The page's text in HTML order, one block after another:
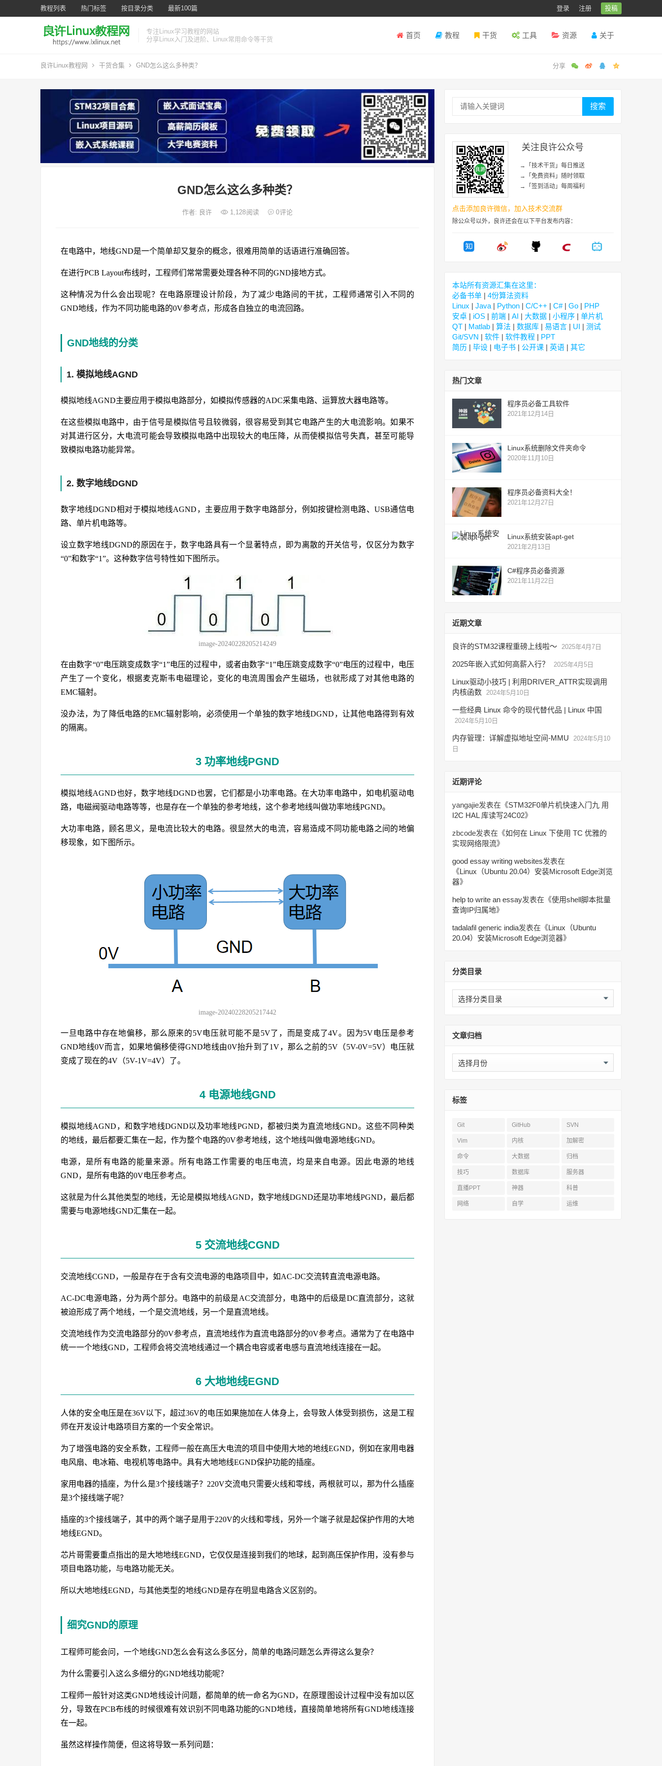
教程列表 热门标签 按目录分类 最新100篇 登录 注册 投稿
专注Linux学习教程的网站
分享Linux入门及进阶、Linux常用命令等干货
首页 教程 干货 工具 资源 关于
良许Linux教程网 干货合集 GND怎么这么多种类？
GND怎么这么多种类？
作者: 良许 1,128阅读 0评论
在电路中，地线GND是一个简单却又复杂的概念，很难用简单的话语进行准确回答。
在进行PCB Layout布线时，工程师们常常需要处理各种不同的GND接地方式。
这种情况为什么会出现呢？在电路原理设计阶段，为了减少电路间的干扰，工程师通常引入不同的
GND地线，作为不同功能电路的0V参考点，形成各自独立的电流回路。
GND地线的分类
1. 模拟地线AGND
模拟地线AGND主要应用于模拟电路部分，如模拟传感器的ADC采集电路、运算放大器电路等。
在这些模拟电路中，由于信号是模拟信号且较微弱，很容易受到其它电路产生的大电流影响。如果不
对其进行区分，大电流可能会导致模拟电路中出现较大的电压降，从而使模拟信号失真，甚至可能导
致模拟电路功能异常。
2. 数字地线DGND
数字地线DGND相对于模拟地线AGND，主要应用于数字电路部分，例如按键检测电路、USB通信电
路、单片机电路等。
设立数字地线DGND的原因在于，数字电路具有一个显著特点，即为离散的开关信号，仅区分为数字
“0”和数字“1”。这种数字信号特性如下图所示。
image-20240228205214249
在由数字“0”电压跳变成数字“1”电压的过程中，或者由数字“1”电压跳变成数字“0”电压的过程中，电压
产生了一个变化，根据麦克斯韦电磁理论，变化的电流周围会产生磁场，也就形成了对其他电路的
EMC辐射。
没办法，为了降低电路的EMC辐射影响，必须使用一个单独的数字地线DGND，让其他电路得到有效
的隔离。
3 功率地线PGND
模拟地线AGND也好，数字地线DGND也罢，它们都是小功率电路。在大功率电路中，如电机驱动电
路，电磁阀驱动电路等等，也是存在一个单独的参考地线，这个参考地线叫做功率地线PGND。
大功率电路，顾名思义，是电流比较大的电路。很显然大的电流，容易造成不同功能电路之间的地偏
移现象，如下图所示。
image-20240228205217442
一旦电路中存在地偏移，那么原来的5V电压就可能不是5V了，而是变成了4V。因为5V电压是参考
GND地线0V而言，如果地偏移使得GND地线由0V抬升到了1V，那么之前的5V（5V-0V=5V）电压就
变成了现在的4V（5V-1V=4V）了。
4 电源地线GND
模拟地线AGND，和数字地线DGND以及功率地线PGND，都被归类为直流地线GND。这些不同种类
的地线，最后都要汇集在一起，作为整个电路的0V参考地线，这个地线叫做电源地线GND。
电源，是所有电路的能量来源。所有电路工作需要的电压电流，均是来自电源。因此电源的地线
GND，是所有电路的0V电压参考点。
这就是为什么其他类型的地线，无论是模拟地线AGND，数字地线DGND还是功率地线PGND，最后都
需要与电源地线GND汇集在一起。
5 交流地线CGND
交流地线CGND，一般是存在于含有交流电源的电路项目中，如AC-DC交流转直流电源电路。
AC-DC电源电路，分为两个部分。电路中的前级是AC交流部分，电路中的后级是DC直流部分，这就
被迫形成了两个地线，一个是交流地线，另一个是直流地线。
交流地线作为交流电路部分的0V参考点，直流地线作为直流电路部分的0V参考点。通常为了在电路中
统一一个地线GND，工程师会将交流地线通过一个耦合电容或者电感与直流地线连接在一起。
6 大地地线EGND
人体的安全电压是在36V以下，超过36V的电压如果施加在人体身上，会导致人体受到损伤，这是工程
师在开发设计电路项目方案的一个安全常识。
为了增强电路的安全系数，工程师一般在高压大电流的项目中使用大地的地线EGND，例如在家用电器
电风扇、电冰箱、电视机等电路中。具有大地地线EGND保护功能的插座。
家用电器的插座，为什么是3个接线端子？220V交流电只需要火线和零线，两根就可以，那为什么插座
是3个接线端子呢？
插座的3个接线端子，其中的两个端子是用于220V的火线和零线，另外一个端子就是起保护作用的大地
地线EGND。
芯片哥需要重点指出的是大地地线EGND，它仅仅是连接到我们的地球，起到高压保护作用，没有参与
项目电路功能，与电路功能无关。
所以大地地线EGND，与其他类型的地线GND是存在明显电路含义区别的。
细究GND的原理
工程师可能会问，一个地线GND怎么会有这么多区分，简单的电路问题怎么弄得这么复杂？
为什么需要引入这么多细分的GND地线功能呢？
工程师一般针对这类GND地线设计问题，都简单的统一命名为GND，在原理图设计过程中没有加以区
分，导致在PCB布线的时候很难有效识别不同电路功能的GND地线，直接简单地将所有GND地线连接
在一起。
虽然这样操作简便，但这将导致一系列问题：
搜索
关注良许公众号
→「技术干货」每日推送
→「免费资料」随时领取
→「签到活动」每周福利
点击添加良许微信，加入技术交流群
除公众号以外，良许还会在以下平台发布内容：
本站所有资源汇集在这里：
必备书单 | 4份算法资料
Linux | Java | Python | C/C++ | C#| Go | PHP
安卓 | iOS | 前端 | AI | 大数据 | 小程序 | 单片机
QT | Matlab | 算法 | 数据库 | 易语言 | UI | 测试
Git/SVN | 软件 | 软件教程 | PPT
简历 | 毕设 | 电子书 | 公开课 | 英语 | 其它
热门文章
程序员必备工具软件
2021年12月14日
Linux系统删除文件夹命令
2020年11月10日
程序员必备资料大全！
2021年12月27日
Linux系统安装apt-get
2021年2月13日
C#程序员必备资源
2021年11月22日
近期文章
良许的STM32课程重磅上线啦～ 2025年4月7日
2025年嵌入式如何高薪入行？ 2025年4月5日
Linux驱动小技巧 | 利用DRIVER_ATTR实现调用
内核函数 2024年5月10日
一些经典 Linux 命令的现代替代品 | Linux 中国
2024年5月10日
内存管理：详解虚拟地址空间-MMU
2024年5月10
日
近期评论
yangajie发表在《STM32F0单片机快速入门九 用
I2C HAL 库读写24C02》
zbcode发表在《如何在 Linux 下使用 TC 优雅的
实现网络限流》
good essay writing websites发表在
《Linux（Ubuntu 20.04）安装Microsoft Edge浏览
器》
help to write an essay发表在《使用shell脚本批量
查询IP归属地》
tadalafil generic india发表在《Linux（Ubuntu
20.04）安装Microsoft Edge浏览器》
分类目录
分
类
文章归档
文
章
标签
Git GitHub SVN
Vim 内核 加解密
命令 大数据 归档
技巧 数据库 服务器
直播PPT 神器 科普
网络 自学 运维